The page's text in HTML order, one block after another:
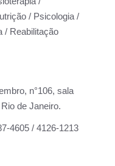
/ Psicologia /
/ Reabilitação
n°106, sala
de Janeiro.
4605 / 4126-1213